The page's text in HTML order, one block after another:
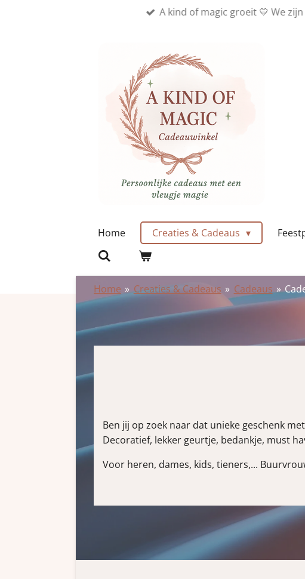
A kind of magic groeit 💛 We
Home Creaties & Cadeaus
Home » Creaties & Cadeaus » Cadeaus »
Ben jij op zoek naar dat unieke geschenk
Decoratief, lekker geurtje, bedankje, must
Voor heren, dames, kids, tieners,...